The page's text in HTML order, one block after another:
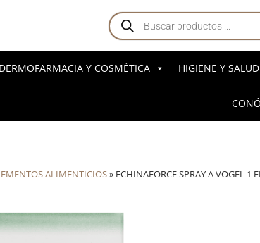
Búsqueda
de
productos
DERMOFARMACIA Y COSMÉTICA HIGIENE Y
ALIMENTICIOS» ECHINAFORCE SPRAY A VOGEL 1